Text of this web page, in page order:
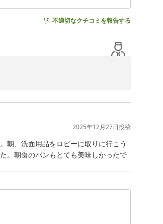
不適切なクチコミを報告する
たしました。
2025年12月27日投稿
朝、洗面用品をロビーに取りに行こう
。朝食のパンもとても美味しかったで